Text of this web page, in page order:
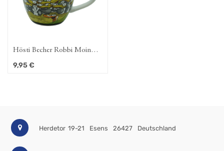
Hösti Becher Robbi Moin
10x9cm Porzellan
9,95€
Herdetor 19-21 Esens 26427 Deutschland